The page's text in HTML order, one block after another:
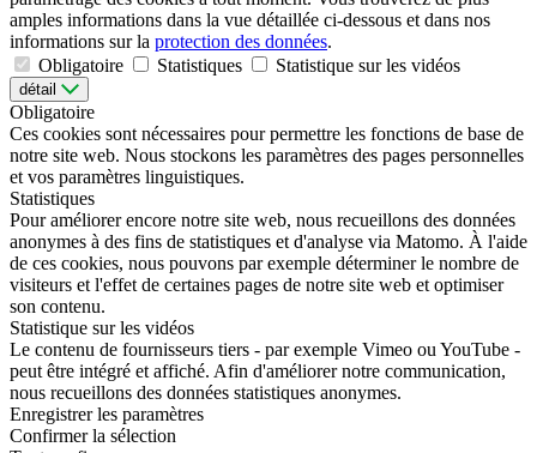
amples informations dans la vue détaillée ci-dessous et dans nos
informations sur la protection des données.
Obligatoire
Statistiques Statistique sur les vidéos
détail
Obligatoire
Ces cookies sont nécessaires pour permettre les fonctions de base de
notre site web. Nous stockons les paramètres des pages personnelles
et vos paramètres linguistiques.
Statistiques
Pour améliorer encore notre site web, nous recueillons des données
anonymes à des fins de statistiques et d'analyse via Matomo. À l'aide
de ces cookies, nous pouvons par exemple déterminer le nombre de
visiteurs et l'effet de certaines pages de notre site web et optimiser
son contenu.
Statistique sur les vidéos
Le contenu de fournisseurs tiers - par exemple Vimeo ou YouTube -
peut être intégré et affiché. Afin d'améliorer notre communication,
nous recueillons des données statistiques anonymes.
Enregistrer les paramètres
Confirmer la sélection